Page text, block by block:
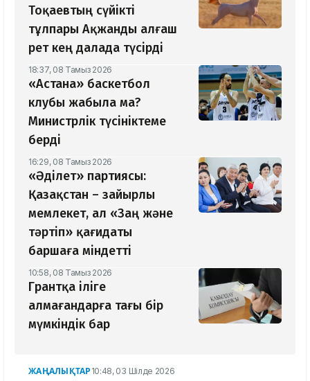
Тоқаевтың сүйікті
тұлпары Ақжанды алғаш
рет кең далада түсірді
18:37, 08 Тамыз 2026
«Астана» баскетбол
клубы жабыла ма?
Министрлік түсініктеме
берді
16:29, 08 Тамыз 2026
«Әділет» партиясы:
Қазақстан – зайырлы
мемлекет, ал «Заң және
тәртіп» қағидаты
баршаға міндетті
10:58, 08 Тамыз 2026
Грантқа іліге
алмағандарға тағы бір
мүмкіндік бар
ЖАҢАЛЫҚТАР 10:48, 03 Шілде 2026